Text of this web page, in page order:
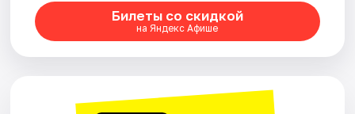
Билеты со скидкой
на Яндекс Афише